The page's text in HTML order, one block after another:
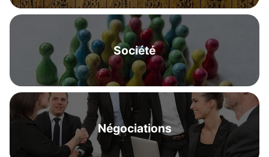
Société
Négociations